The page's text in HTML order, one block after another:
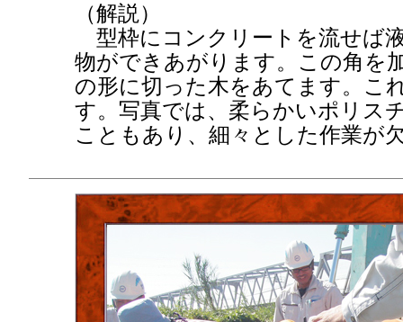
（解説）
型枠にコンクリートを流せば
物ができあがります。この角を
の形に切った木をあてます。こ
す。写真では、柔らかいポリス
こともあり、細々とした作業が